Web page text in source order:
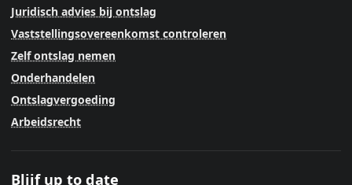
Juridisch advies bij ontslag
Vaststellingsovereenkomst controleren
Zelf ontslag nemen
Onderhandelen
Ontslagvergoeding
Arbeidsrecht
Blijf up to date